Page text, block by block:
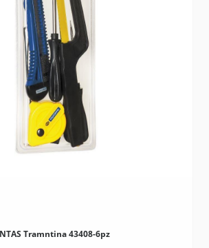
Tramntina 43408-6pz